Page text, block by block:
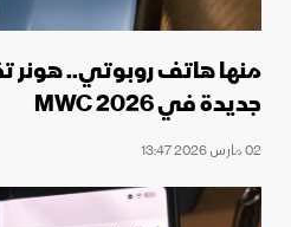
جديدة في MWC 2026
02 مارس 2026 13:47